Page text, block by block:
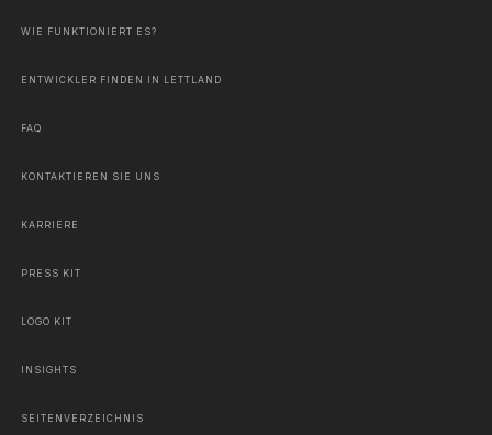
WIE FUNKTIONIERT ES?
ENTWICKLER FINDEN IN LETTLAND
FAQ
KONTAKTIEREN SIE UNS
KARRIERE
PRESS KIT
LOGO KIT
INSIGHTS
SEITENVERZEICHNIS